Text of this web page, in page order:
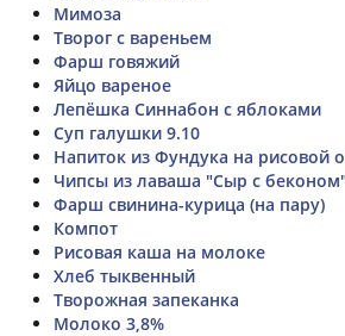
Мимоза
Творог с вареньем
Фарш говяжий
Яйцо вареное
Лепёшка Синнабон с яблоками
Суп галушки 9.10
Напиток из Фундука на рисовой
Чипсы из лаваша "Сыр с
Фарш свинина-курица (на пару)
Компот
Рисовая каша на молоке
Хлеб тыквенный
Творожная запеканка
Молоко 3,8%